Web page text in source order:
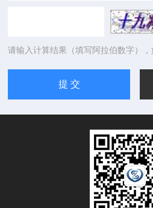
请输入计算结果（填写阿拉伯数字）